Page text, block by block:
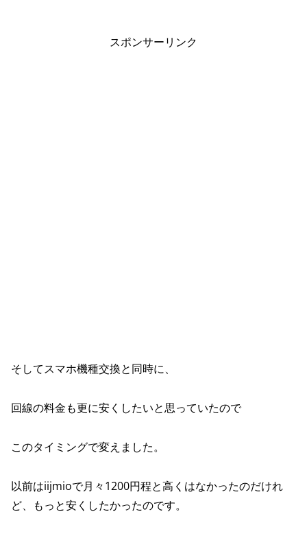
スポンサーリンク
そしてスマホ機種交換と同時に、
回線の料金も更に安くしたいと思っていたので
このタイミングで変えました。
以前はiijmioで月々1200円程と高くはなかったのだけれ
ど、もっと安くしたかったのです。